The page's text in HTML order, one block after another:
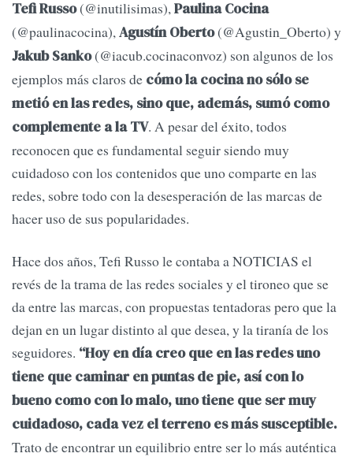
Tefi Russo(@inutilisimas),Paulina Cocina
(@paulinacocina),Agustín Oberto(@Agustin_Oberto) y
Jakub Sanko(@iacub.cocinaconvoz) son algunos de los
ejemplos más claros de cómo la cocina no sólo se
metió en las redes, sino que, además, sumó como
complemente a la TV. A pesar del éxito, todos
reconocen que es fundamental seguir siendo muy
cuidadoso con los contenidos que uno comparte en las
redes, sobre todo con la desesperación de las marcas de
hacer uso de sus popularidades.
Hace dos años, Tefi Russo le contaba a NOTICIAS el
revés de la trama de las redes sociales y el tironeo que se
da entre las marcas, con propuestas tentadoras pero que la
dejan en un lugar distinto al que desea, y la tiranía de los
seguidores. “Hoy en día creo que en las redes uno
tiene que caminar en puntas de pie, así con lo
bueno como con lo malo, uno tiene que ser muy
cuidadoso, cada vez el terreno es más susceptible.
Trato de encontrar un equilibrio entre ser lo más auténtica